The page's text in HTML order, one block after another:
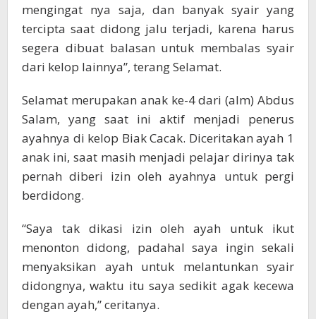
mengingat nya saja, dan banyak syair yang
tercipta saat didong jalu terjadi, karena harus
segera dibuat balasan untuk membalas syair
dari kelop lainnya”, terang Selamat.
Selamat merupakan anak ke-4 dari (alm) Abdus
Salam, yang saat ini aktif menjadi penerus
ayahnya di kelop Biak Cacak. Diceritakan ayah 1
anak ini, saat masih menjadi pelajar dirinya tak
pernah diberi izin oleh ayahnya untuk pergi
berdidong.
“Saya tak dikasi izin oleh ayah untuk ikut
menonton didong, padahal saya ingin sekali
menyaksikan ayah untuk melantunkan syair
didongnya, waktu itu saya sedikit agak kecewa
dengan ayah,” ceritanya.